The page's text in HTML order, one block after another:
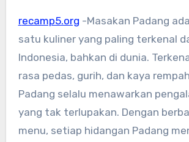
recamp5.org -Masakan Padang
satu kuliner yang paling terkenal
Indonesia, bahkan di dunia.
rasa pedas, gurih, dan kaya
Padang selalu menawarkan
yang tak terlupakan. Dengan
menu, setiap hidangan Padang